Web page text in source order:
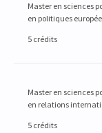
Master en sciences
en politiques
5 crédits
Master en sciences
en relations
5 crédits